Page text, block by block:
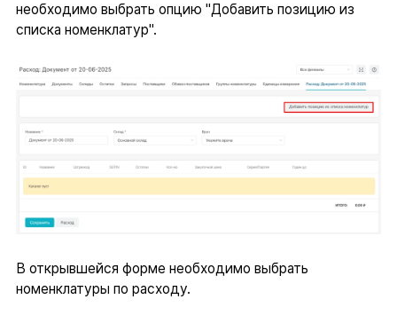
необходимо выбрать опцию "Добавить позицию из
списка номенклатур".
В открывшейся форме необходимо выбрать
номенклатуры по расходу.